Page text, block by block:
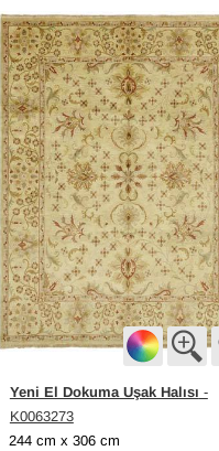
Yeni El Dokuma Uşak Halısı -
K0063273
244 cm x 306 cm